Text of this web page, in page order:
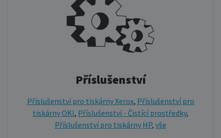
Příslušenství
Příslušenství pro tiskárny Xerox, Příslušenství pro
tiskárny OKI, Příslušenství - Čistící prostředky,
Příslušenství pro tiskárny HP, vše